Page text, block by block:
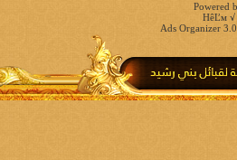
Powered
HêĽм √
Ads Organizer